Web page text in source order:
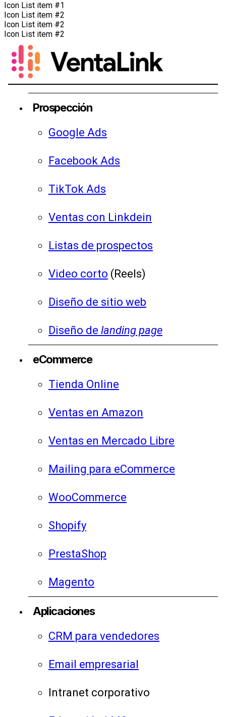
Icon List item #1
Icon List item #2
Icon List item #2
Icon List item #2
Prospección
Google Ads
Facebook Ads
TikTok Ads
Ventas con Linkdein
Listas de prospectos
Video corto (Reels)
Diseño de sitio web
Diseño de landing page
eCommerce
Tienda Online
Ventas en Amazon
Ventas en Mercado Libre
Mailing para eCommerce
WooCommerce
Shopify
PrestaShop
Magento
Aplicaciones
CRM para vendedores
Email empresarial
Intranet corporativo